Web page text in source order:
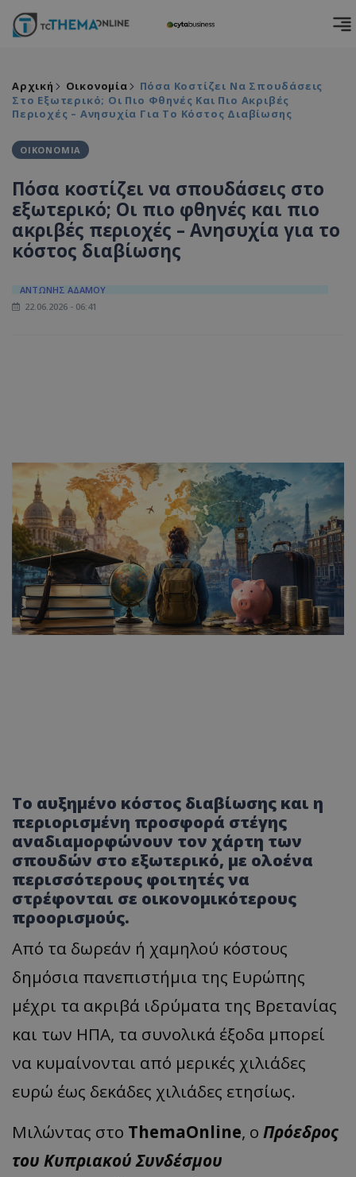
Αρχική Οικονομία
Πόσα Κοστίζει Να Σπουδάσεις
Στο Εξωτερικό; Οι Πιο Φθηνές Και Πιο Ακριβές
Περιοχές – Ανησυχία Για Το Κόστος Διαβίωσης
ΟΙΚΟΝΟΜΙΑ
Πόσα κοστίζει να σπουδάσεις στο
εξωτερικό; Οι πιο φθηνές και πιο
ακριβές περιοχές – Ανησυχία για το
κόστος διαβίωσης
ΑΝΤΩΝΗΣ ΑΔΑΜΟΥ
22.06.2026 - 06:41
Το αυξημένο κόστος διαβίωσης και η
περιορισμένη προσφορά στέγης
αναδιαμορφώνουν τον χάρτη των
σπουδών στο εξωτερικό, με ολοένα
περισσότερους φοιτητές να
στρέφονται σε οικονομικότερους
προορισμούς.
Από τα δωρεάν ή χαμηλού κόστους
δημόσια πανεπιστήμια της Ευρώπης
μέχρι τα ακριβά ιδρύματα της Βρετανίας
και των ΗΠΑ, τα συνολικά έξοδα μπορεί
να κυμαίνονται από μερικές χιλιάδες
ευρώ έως δεκάδες χιλιάδες ετησίως.
Μιλώντας στο ThemaOnline, o Πρόεδρος
του Κυπριακού Συνδέσμου